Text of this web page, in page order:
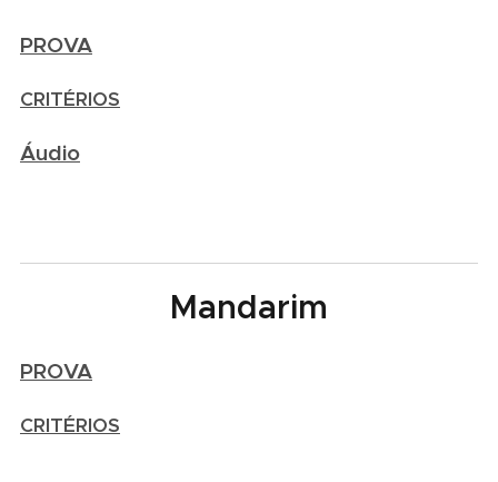
PROVA
CRITÉRIOS
Áudio
Mandarim
PROVA
CRITÉRIOS